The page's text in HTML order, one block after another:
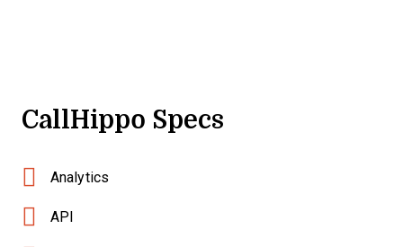
CallHippo Specs
Analytics
API